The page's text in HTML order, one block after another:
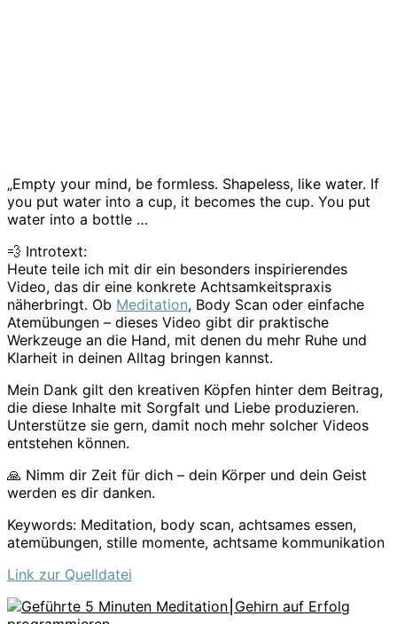
„Empty your mind, be formless. Shapeless, like water. If
you put water into a cup, it becomes the cup. You put
water into a bottle …
💨 Introtext:
Heute teile ich mit dir ein besonders inspirierendes
Video, das dir eine konkrete Achtsamkeitspraxis
näherbringt. Ob Meditation, Body Scan oder einfache
Atemübungen – dieses Video gibt dir praktische
Werkzeuge an die Hand, mit denen du mehr Ruhe und
Klarheit in deinen Alltag bringen kannst.
Mein Dank gilt den kreativen Köpfen hinter dem Beitrag,
die diese Inhalte mit Sorgfalt und Liebe produzieren.
Unterstütze sie gern, damit noch mehr solcher Videos
entstehen können.
🙏 Nimm dir Zeit für dich – dein Körper und dein Geist
werden es dir danken.
Keywords: Meditation, body scan, achtsames essen,
atemübungen, stille momente, achtsame kommunikation
Link zur Quelldatei